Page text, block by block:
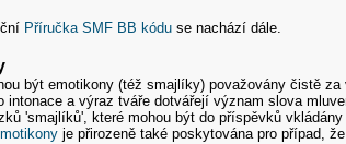
Příručka SMF BB kódu se nachází dále.
být emotikony (též smajlíky) považovány čistě
intonace a výraz tváře dotvářejí význam slova
'smajlíků', které mohou být do příspěvků
je přirozeně také poskytována pro případ,